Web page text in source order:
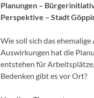
Planungen –
Perspektive – Stadt
Wie soll sich das
Auswirkungen hat die
entstehen für
Bedenken gibt es vor Ort?